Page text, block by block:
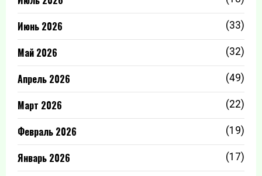
Июнь 2026 (33)
Май 2026 (32)
Апрель 2026 (49)
Март 2026 (22)
Февраль 2026 (19)
Январь 2026 (17)